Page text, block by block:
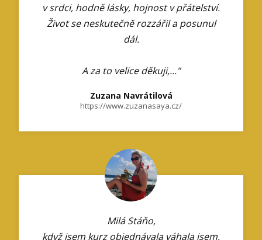
v srdci, hodně lásky, hojnost v přátelství.
Život se neskutečně rozzářil a posunul
dál.
A za to velice děkuji,..."
Zuzana Navrátilová
https://www.zuzanasaya.cz/
Milá Stáňo,
když jsem kurz objednávala váhala jsem,